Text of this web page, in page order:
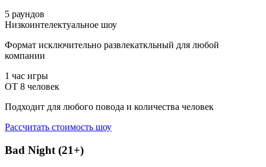
5 раундов
Низкоинтелектуальное шоу
Формат исключительно развлекаткльный для любой
компании
1 час игры
ОТ 8 человек
Подходит для любого повода и количества человек
Рассчитать стоимость шоу
Bad Night (21+)